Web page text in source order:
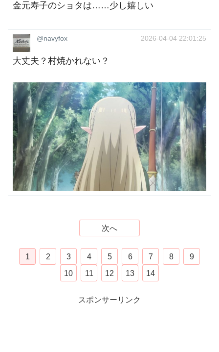
金元寿子のショタは……少し嬉しい
@navyfox 2026-04-04 22:01:25
大丈夫？村焼かれない？
次へ
1 2 3 4 5 6 7 8
9
10
11 12 13 14
スポンサーリンク